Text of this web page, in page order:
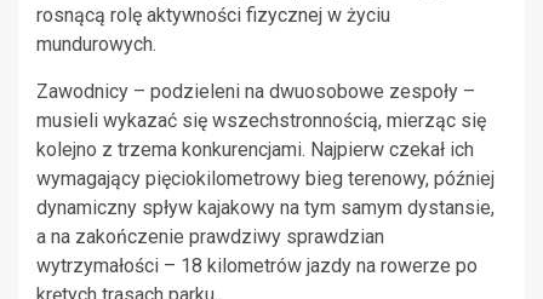
rosnącą rolę aktywności fizycznej w życiu
mundurowych.
Zawodnicy – podzieleni na dwuosobowe zespoły –
musieli wykazać się wszechstronnością, mierząc się
kolejno z trzema konkurencjami. Najpierw czekał ich
wymagający pięciokilometrowy bieg terenowy, później
dynamiczny spływ kajakowy na tym samym dystansie,
a na zakończenie prawdziwy sprawdzian
wytrzymałości – 18 kilometrów jazdy na rowerze po